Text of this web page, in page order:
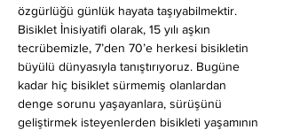
özgürlüğü günlük hayata taşıyabilmektir.
Bisiklet İnisiyatifi olarak, 15 yılı aşkın
tecrübemizle, 7’den 70’e herkesi bisikletin
büyülü dünyasıyla tanıştırıyoruz. Bugüne
kadar hiç bisiklet sürmemiş olanlardan
denge sorunu yaşayanlara, sürüşünü
geliştirmek isteyenlerden bisikleti yaşamının